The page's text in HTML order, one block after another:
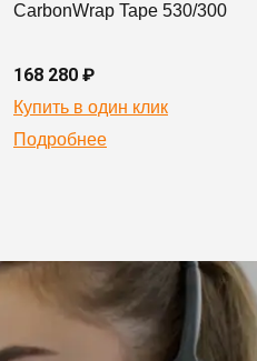
CarbonWrap Tape 530/300
168 280 ₽
Купить в один клик
Подробнее